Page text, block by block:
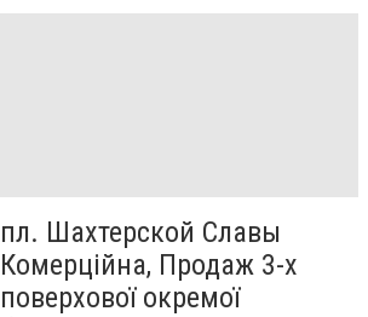
пл. Шахтерской Славы
Комерційна, Продаж 3-х
поверхової окремої